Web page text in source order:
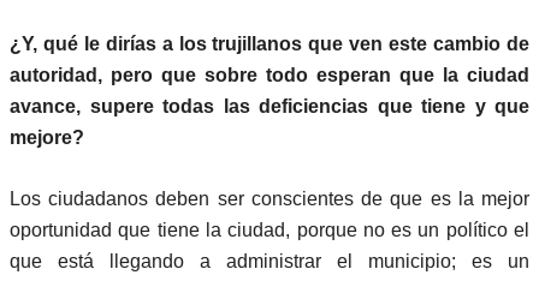
¿Y, qué le dirías a los trujillanos que ven este cambio de
autoridad, pero que sobre todo esperan que la ciudad
avance, supere todas las deficiencias que tiene y que
mejore?
Los ciudadanos deben ser conscientes de que es la mejor
oportunidad que tiene la ciudad, porque no es un político el
que está llegando a administrar el municipio; es un